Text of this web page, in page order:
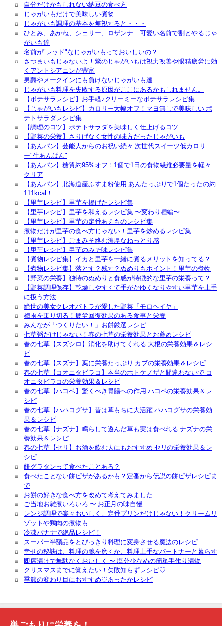
自分だけかもしれない納豆の食べ方
じゃがいもだけで美味しい煮物
じゃがいも調理の基本を無視すると・・・
ひとみ、あかね、シェリー、ロザンナ…可愛い名前で割とやるじゃ
がいも達
名前が"レッド"なじゃがいもっておいしいの？
さつまいもじゃないよ！紫のじゃがいもは視力改善や眼精疲労に効
くアントシアニンが豊富
男爵やメークインにも負けないじゃがいも達
じゃがいも料理を失敗する原因がここにあるかもしれません。
【ポテサラレシピ】お手軽♪クリーミーなポテサラレシピ集
【じゃがいもレシピ】カロリー大幅オフ！マヨ無しで美味しい ポ
テトサラダレシピ集
【調理のコツ】ポテトサラダを美味しく仕上げるコツ
【野菜の栄養】さりげなく女性の味方だったじゃがいも
【あんパン】芸能人からのお祝い続々 次世代スイーツ低カロリ
ー"生あんぱん"
【あんパン】糖質約95%オフ！1個で1日の食物繊維必要量を軽々
クリア
【あんパン】北海道産ふすま粉使用 あんたっぷりで1個たったの約
111kcal！
【里芋レシピ】里芋を揚げたレシピ集
【里芋レシピ】里芋を和えるレシピ集 〜変わり種編〜
【里芋レシピ】里芋の定番あえものレシピ集
煮物だけが里芋の食べ方じゃない！里芋を炒めるレシピ集
【里芋レシピ】ごまみそ絡む濃厚なねっとり感
【里芋レシピ】里芋のみそ味レシピ集
【煮物レシピ集】イカと里芋を一緒に煮るメリットを知ってる？
【煮物レシピ集】落とす？残す？ぬめりもポイント！里芋の煮物
【野菜の栄養】独特のぬめりと食感が特徴的な里芋の栄養って？
【野菜調理保存】乾燥しやすくて手がかゆくなりやすい里芋を上手
に扱う方法
絶世の美女クレオパトラが愛した野菜「モロヘイヤ」
梅雨を乗り切る！疲労回復効果のある食事と栄養
みんなが「つくりたい！」お餅厳選レシピ
七草粥だけじゃない！春の七草の栄養効果とお薦めレシピ
春の七草【スズシロ】消化を助けてくれる 大根の栄養効果＆レシ
ピ
春の七草【スズナ】葉に栄養たっぷり カブの栄養効果＆レシピ
春の七草【コオニタビラコ】本当のホトケノザと間違わないで コ
オニタビラコの栄養効果＆レシピ
春の七草【ハコベ】驚くべき胃腸への作用 ハコベの栄養効果＆レ
シピ
春の七草【ハハコグサ】昔は草もちに大活躍 ハハコグサの栄養効
果＆レシピ
春の七草【ナズナ】鳴らして遊んだ草も実は食べれる ナズナの栄
養効果＆レシピ
春の七草【セリ】お酒を飲む人にもおすすめ セリの栄養効果＆レ
シピ
餅グラタンって食べたことある？
食べたことない餅ピザがあるかも？定番から伝説の餅ピザレシピま
で
お餅の好きな食べ方を改めて考えてみました
ご当地お雑煮いろいろ 〜 お正月の味自慢
レンジ調理で楽々おいしく。定番プリンだけじゃない！クリームリ
ゾットや鶏肉の煮物も
冷凍バナナで絶品レシピ！
スーパー半額品をとびっきり料理に変身させる魔法のレシピ
幸せの秘訣は、料理の腕を磨くか、料理上手なパートナーと暮らす
即席漬けで無駄なくおいしく 〜 塩分少なめの簡単手作り漬物
クリスマスまでに覚えたい！失敗知らずレシピ♡
季節の変わり目におすすめ♡あったかレシピ